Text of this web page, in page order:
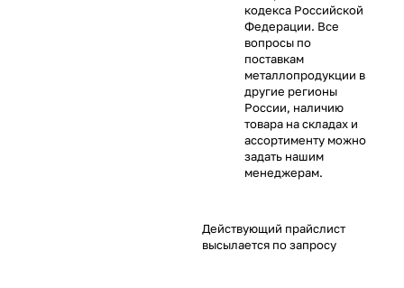
кодекса Российской
Федерации. Все
вопросы по
поставкам
металлопродукции в
другие регионы
России, наличию
товара на складах и
ассортименту можно
задать нашим
менеджерам.
Действующий прайслист
высылается по запросу